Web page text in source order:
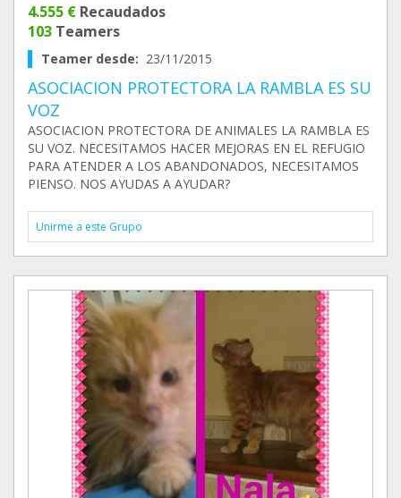
4.555 € Recaudados
103 Teamers
Teamer desde: 23/11/2015
ASOCIACION PROTECTORA LA RAMBLA ES SU
VOZ
ASOCIACION PROTECTORA DE ANIMALES LA RAMBLA ES
SU VOZ. NECESITAMOS HACER MEJORAS EN EL REFUGIO
PARA ATENDER A LOS ABANDONADOS, NECESITAMOS
PIENSO. NOS AYUDAS A AYUDAR?
Unirme a este Grupo